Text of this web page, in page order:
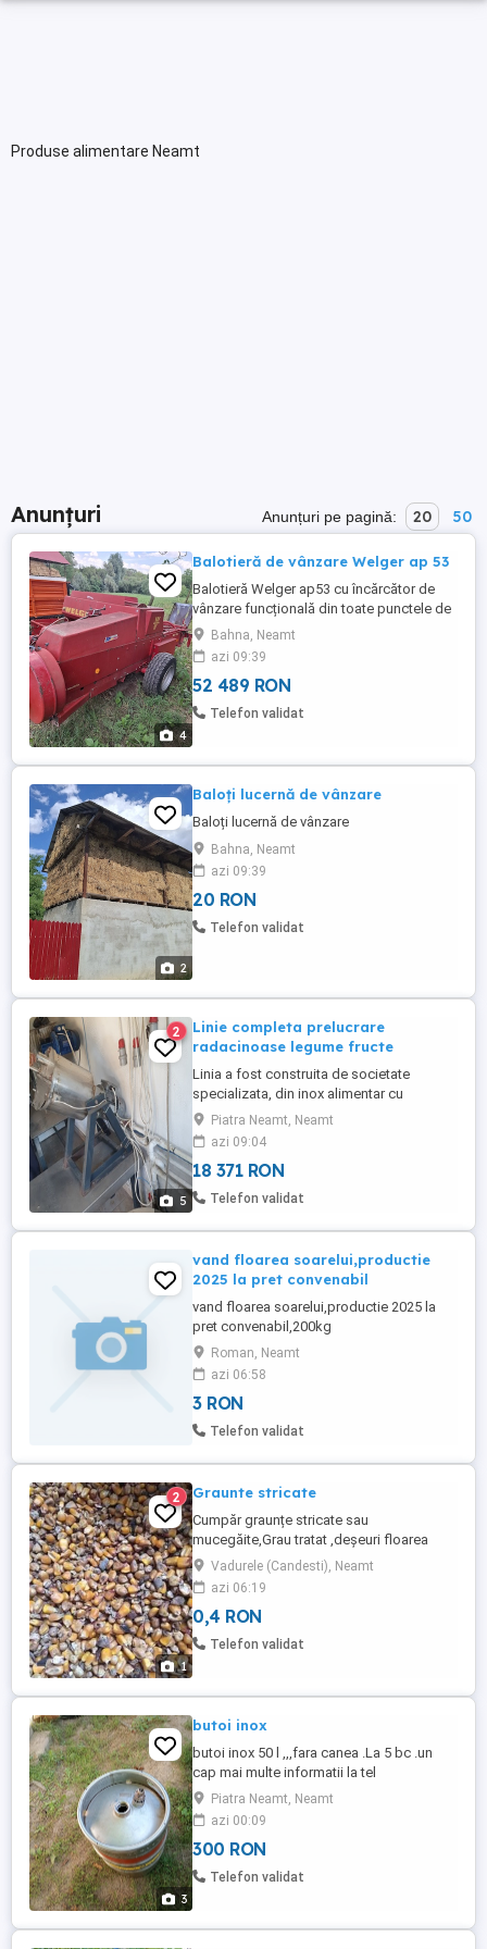
Produse alimentare Neamt
Anunțuri Anunțuri pe pagină: 20 50
4
Balotieră de vânzare Welger ap 53
Balotieră Welger ap53 cu încărcător de
vânzare funcțională din toate punctele de
vedere,balotiera este toata pe pinioane și
planetare.
Bahna, Neamt
azi 09:39
52 489 RON
Telefon validat
2
Baloți lucernă de vânzare
Baloți lucernă de vânzare
Bahna, Neamt
azi 09:39
20 RON
Telefon validat
5
2
Linie completa prelucrare
radacinoase legume fructe
Linia a fost construita de societate
specializata, din inox alimentar cu
destinatia prelucrare imbuteliere
conservare radacinoase ( hrean) si
contine urmatoarele utilaje : - masina
curatat radacinoase - tocator radacinoase
-malaxor si imbuteliere in borcane de
pasteurizator ...
Piatra Neamt, Neamt
azi 09:04
18 371 RON
Telefon validat
vand floarea soarelui,productie
2025 la pret convenabil
vand floarea soarelui,productie 2025 la
pret convenabil,200kg
Roman, Neamt
azi 06:58
3 RON
Telefon validat
1
2 Graunte stricate
Cumpăr graunțe stricate sau
mucegăite,Grau tratat ,deșeuri floarea
soarelui și alte cereale .Cumpăr și cantități
mari.
Vadurele (Candesti), Neamt
azi 06:19
0,4 RON
Telefon validat
3
butoi inox
butoi inox 50 l ,,,fara canea .La 5 bc .un
cap mai multe informatii la tel
Piatra Neamt, Neamt
azi 00:09
300 RON
Telefon validat